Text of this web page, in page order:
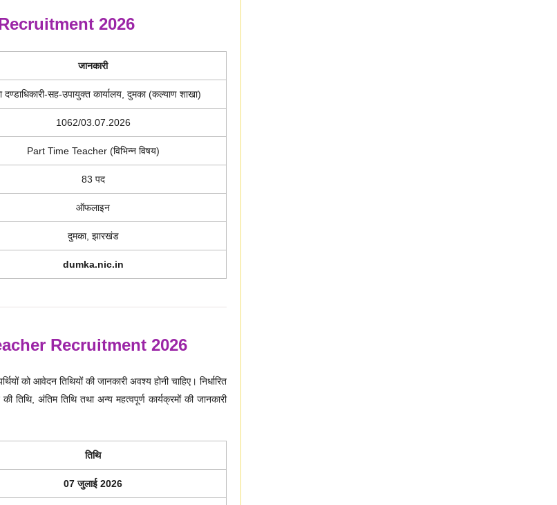
2026
जानकारी
दण्डाधिकारी-सह-उपायुक्त कार्यालय, दुमका (कल्याण शाखा)
1062/03.07.2026
Part Time Teacher (विभिन्न विषय)
83 पद
ऑफलाइन
दुमका, झारखंड
dumka.nic.in
Recruitment 2026
को आवेदन तिथियों की जानकारी अवश्य होनी चाहिए। निर्धारित
अंतिम तिथि तथा अन्य महत्वपूर्ण कार्यक्रमों की जानकारी
तिथि
07 जुलाई 2026